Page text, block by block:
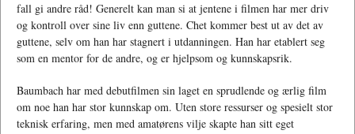
fall gi andre råd! Generelt kan man si at jentene i filmen har mer driv
og kontroll over sine liv enn guttene. Chet kommer best ut av det av
guttene, selv om han har stagnert i utdanningen. Han har etablert seg
som en mentor for de andre, og er hjelpsom og kunnskapsrik.
Baumbach har med debutfilmen sin laget en sprudlende og ærlig film
om noe han har stor kunnskap om. Uten store ressurser og spesielt stor
teknisk erfaring, men med amatørens vilje skapte han sitt eget